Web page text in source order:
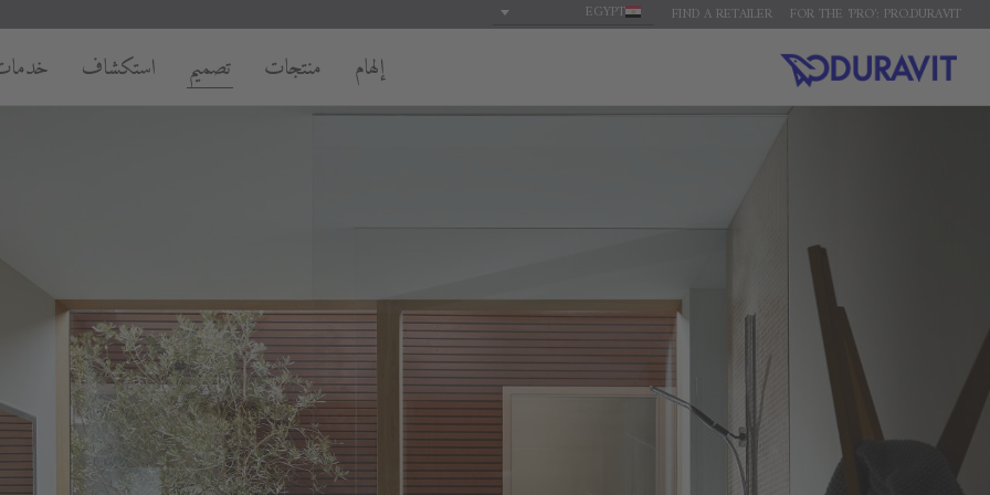
FOR THE 'PRO': PRO.DURAVIT
FIND A RETAILER
EGYPT
إلهام منتجات تصميم استكشاف